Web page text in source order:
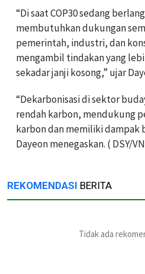
“Di saat COP30 sedang
membutuhkan dukungan
pemerintah, industri, dan
mengambil tindakan yang
sekadar janji kosong,” ujar
“Dekarbonisasi di sektor
rendah karbon, mendukung
karbon dan memiliki dampak
Dayeon menegaskan. ( DSY/
REKOMENDASI BERITA
Tidak ada